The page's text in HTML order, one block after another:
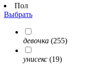
Пол
Выбрать
девочка (255)
унисекс (19)